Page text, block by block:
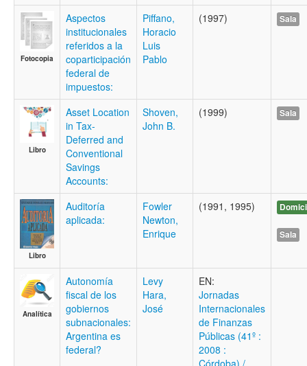
Fotocopia
Aspectos
institucionales
referidos a la
coparticipación
federal de
impuestos:
Piffano,
Horacio
Luis
Pablo
(1997) Sala
Libro
Asset Location
in Tax-
Deferred and
Conventional
Savings
Accounts:
Shoven,
John B.
(1999) Sala
Libro
Auditoría
aplicada:
Fowler
Newton,
Enrique
(1991, 1995)
Sala
Analítica
Autonomía
fiscal de los
gobiernos
subnacionales:
Argentina es
federal?
Levy
Hara,
José
EN:
Jornadas
Internacionales
de Finanzas
Públicas (41º :
2008 :
Córdoba) /